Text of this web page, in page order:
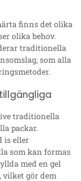
finns det olika
olika behov.
traditionella
som alla
traditionella
packar.
is eller
som kan formas
med en gel
gör dem